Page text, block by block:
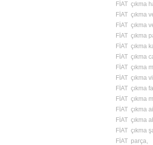
FİAT çıkma
FİAT çıkma
FİAT çıkma
FİAT çıkma
FİAT çıkma
FİAT çıkma
FİAT çıkma
FİAT çıkma
FİAT çıkma
FİAT çıkma
FİAT çıkma
FİAT çıkma
FİAT çıkma
FİAT parça,